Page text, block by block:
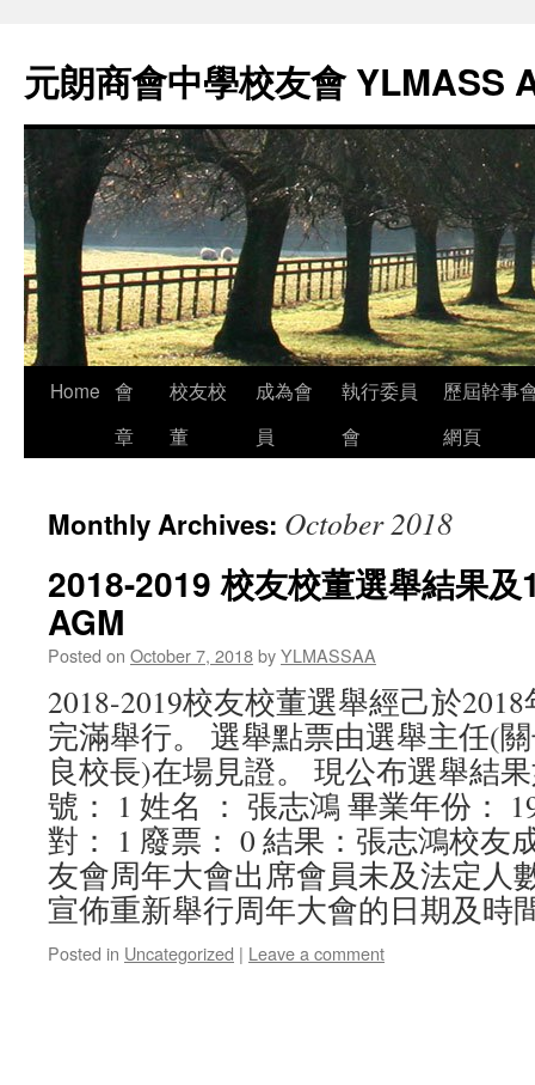
元朗商會中學校友會 YLMASS
Skip
Home 會
章
校友校
董
成為會
員
執行委員
會
歷屆幹事
網頁
Monthly Archives: October 2018
2018-2019 校友校董選舉結果
AGM
Posted on October 7, 2018byYLMASSAA
2018-2019校友校董選舉經己於
完滿舉行。 選舉點票由選舉主任(
良校長)在場見證。 現公布選舉結
號： 1 姓名 ： 張志鴻 畢業年份：
對： 1 廢票： 0 結果：張志鴻校友
友會周年大會出席會員未及法定人
宣佈重新舉行周年大會的日期及時
Posted in Uncategorized | Leave a comment